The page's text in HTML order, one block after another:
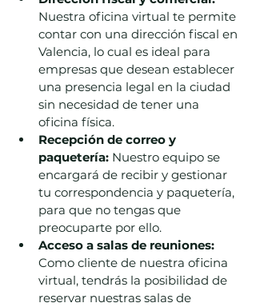
Nuestra oficina virtual te permite
contar con una dirección fiscal en
Valencia, lo cual es ideal para
empresas que desean establecer
una presencia legal en la ciudad
sin necesidad de tener una
oficina física.
Recepción de correo y
paquetería: Nuestro equipo se
encargará de recibir y gestionar
tu correspondencia y paquetería,
para que no tengas que
preocuparte por ello.
Acceso a salas de reuniones:
Como cliente de nuestra oficina
virtual, tendrás la posibilidad de
reservar nuestras salas de